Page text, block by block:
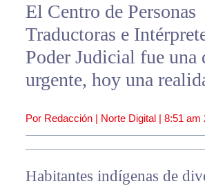
El Centro de Personas
Traductoras e
Poder Judicial fue una
urgente, hoy una
Por Redacción | Norte Digital | 8:51 am
Habitantes indígenas de